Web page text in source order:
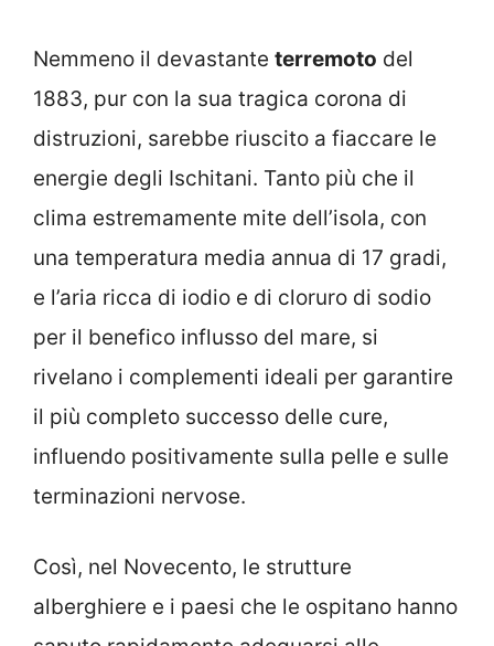
Nemmeno il devastante terremoto del
1883, pur con la sua tragica corona di
distruzioni, sarebbe riuscito a fiaccare le
energie degli Ischitani. Tanto più che il
clima estremamente mite dell’isola, con
una temperatura media annua di 17 gradi,
e l’aria ricca di iodio e di cloruro di sodio
per il benefico influsso del mare, si
rivelano i complementi ideali per garantire
il più completo successo delle cure,
influendo positivamente sulla pelle e sulle
terminazioni nervose.
Così, nel Novecento, le strutture
alberghiere e i paesi che le ospitano hanno